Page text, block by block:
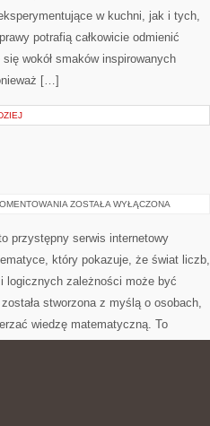
w kuchni, jak i tych,
potrafią całkowicie odmienić
wokół smaków inspirowanych
[…]
GEOMETRIA
ZOSTAŁA WYŁĄCZONA
przystępny serwis internetowy
który pokazuje, że świat liczb,
logicznych zależności może być
stworzona z myślą o osobach,
wiedzę matematyczną. To